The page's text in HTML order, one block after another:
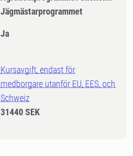
Jägmästarprogrammet
Ja
Kursavgift, endast för
medborgare utanför EU, EES, och
Schweiz
31440 SEK